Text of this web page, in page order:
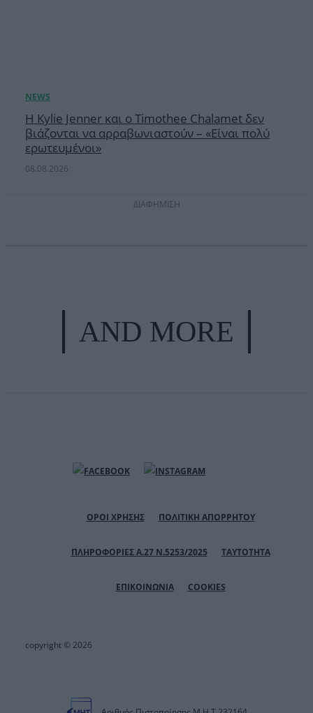
Η Kylie Jenner και ο Timothee Chalamet δεν
βιάζονται να αρραβωνιαστούν – «Είναι πολύ
ερωτευμένοι»
08.08.2026
ΔΙΑΦΗΜΙΣΗ
AND MORE
ΟΡΟΙ ΧΡΗΣΗΣ ΠΟΛΙΤΙΚΗ ΑΠΟΡΡΗΤΟΥ
ΠΛΗΡΟΦΟΡΙΕΣ Α.27 Ν.5253/2025 ΤΑΥΤΟΤΗΤΑ
ΕΠΙΚΟΙΝΩΝΙΑ COOKIES
copyright © 2026